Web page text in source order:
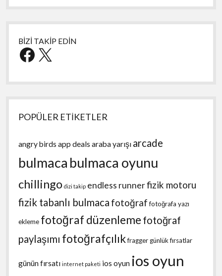
BİZİ TAKİP EDİN
Facebook
X
POPÜLER ETİKETLER
angry birds app deals araba yarışı arcade
bulmaca bulmaca oyunu
chillingo dizi takip endless runnerfizik motoru
fizik tabanlı bulmaca fotoğraf fotoğrafa yazı
ekleme fotoğraf düzenleme fotoğraf
paylaşımı fotoğrafçılıkfraggergünlük fırsatlar
günün fırsatı internet paketi ios oyun ios oyun